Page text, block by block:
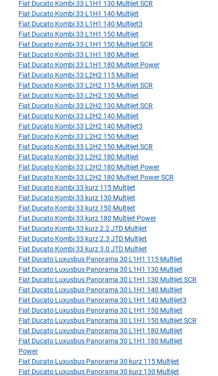
Fiat Ducato Kombi 33 L1H1 130 Multijet SCR
Fiat Ducato Kombi 33 L1H1 140 Multijet
Fiat Ducato Kombi 33 L1H1 140 Multijet3
Fiat Ducato Kombi 33 L1H1 150 Multijet
Fiat Ducato Kombi 33 L1H1 150 Multijet SCR
Fiat Ducato Kombi 33 L1H1 180 Multijet
Fiat Ducato Kombi 33 L1H1 180 Multijet Power
Fiat Ducato Kombi 33 L2H2 115 Multijet
Fiat Ducato Kombi 33 L2H2 115 Multijet SCR
Fiat Ducato Kombi 33 L2H2 130 Multijet
Fiat Ducato Kombi 33 L2H2 130 Multijet SCR
Fiat Ducato Kombi 33 L2H2 140 Multijet
Fiat Ducato Kombi 33 L2H2 140 Multijet3
Fiat Ducato Kombi 33 L2H2 150 Multijet
Fiat Ducato Kombi 33 L2H2 150 Multijet SCR
Fiat Ducato Kombi 33 L2H2 180 Multijet
Fiat Ducato Kombi 33 L2H2 180 Multijet Power
Fiat Ducato Kombi 33 L2H2 180 Multijet Power SCR
Fiat Ducato Kombi 33 kurz 115 Multijet
Fiat Ducato Kombi 33 kurz 130 Multijet
Fiat Ducato Kombi 33 kurz 150 Multijet
Fiat Ducato Kombi 33 kurz 180 Multijet Power
Fiat Ducato Kombi 33 kurz 2.2 JTD Multijet
Fiat Ducato Kombi 33 kurz 2.3 JTD Multijet
Fiat Ducato Kombi 33 kurz 3.0 JTD Multijet
Fiat Ducato Luxusbus Panorama 30 L1H1 115 Multijet
Fiat Ducato Luxusbus Panorama 30 L1H1 130 Multijet
Fiat Ducato Luxusbus Panorama 30 L1H1 130 Multijet SCR
Fiat Ducato Luxusbus Panorama 30 L1H1 140 Multijet
Fiat Ducato Luxusbus Panorama 30 L1H1 140 Multijet3
Fiat Ducato Luxusbus Panorama 30 L1H1 150 Multijet
Fiat Ducato Luxusbus Panorama 30 L1H1 150 Multijet SCR
Fiat Ducato Luxusbus Panorama 30 L1H1 180 Multijet
Fiat Ducato Luxusbus Panorama 30 L1H1 180 Multijet
Power
Fiat Ducato Luxusbus Panorama 30 kurz 115 Multijet
Fiat Ducato Luxusbus Panorama 30 kurz 130 Multijet